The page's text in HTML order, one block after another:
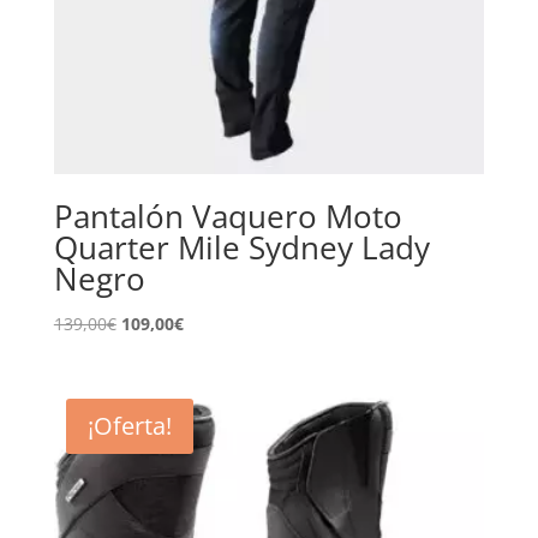
Pantalón Vaquero Moto
Quarter Mile Sydney Lady
Negro
139,00€ El
era:
139,00€.
109,00€El
es:
109,00€.
¡Oferta!